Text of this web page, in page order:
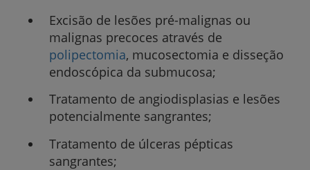
Excisão de lesões pré-malignas ou
malignas precoces através de
polipectomia, mucosectomia e disseção
endoscópica da submucosa;
Tratamento de angiodisplasias e lesões
potencialmente sangrantes;
Tratamento de úlceras pépticas
sangrantes;